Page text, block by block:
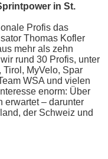
in St.
Profis das
Thomas Kofler
mehr als zehn
rund 30 Profis, unter
Tirol, MyVelo, Spar
WSA und vielen
enorm: Über
erwartet – darunter
der Schweiz und